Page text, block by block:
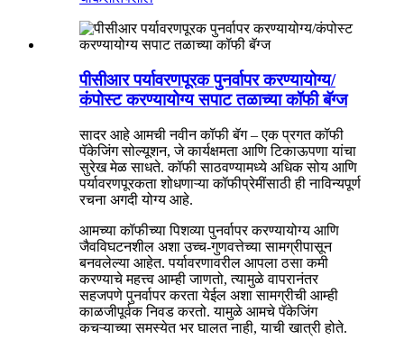
पीसीआर पर्यावरणपूरक पुनर्वापर करण्यायोग्य/
कंपोस्ट करण्यायोग्य सपाट तळाच्या कॉफी बॅग्ज
सादर आहे आमची नवीन कॉफी बॅग – एक प्रगत कॉफी
पॅकेजिंग सोल्यूशन, जे कार्यक्षमता आणि टिकाऊपणा यांचा
सुरेख मेळ साधते. कॉफी साठवण्यामध्ये अधिक सोय आणि
पर्यावरणपूरकता शोधणाऱ्या कॉफीप्रेमींसाठी ही नाविन्यपूर्ण
रचना अगदी योग्य आहे.
आमच्या कॉफीच्या पिशव्या पुनर्वापर करण्यायोग्य आणि
जैवविघटनशील अशा उच्च-गुणवत्तेच्या सामग्रीपासून
बनवलेल्या आहेत. पर्यावरणावरील आपला ठसा कमी
करण्याचे महत्त्व आम्ही जाणतो, त्यामुळे वापरानंतर
सहजपणे पुनर्वापर करता येईल अशा सामग्रीची आम्ही
काळजीपूर्वक निवड करतो. यामुळे आमचे पॅकेजिंग
कचऱ्याच्या समस्येत भर घालत नाही, याची खात्री होते.